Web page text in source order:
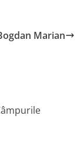
Marian